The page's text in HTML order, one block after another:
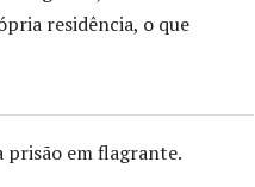
residência, o que
prisão em flagrante.